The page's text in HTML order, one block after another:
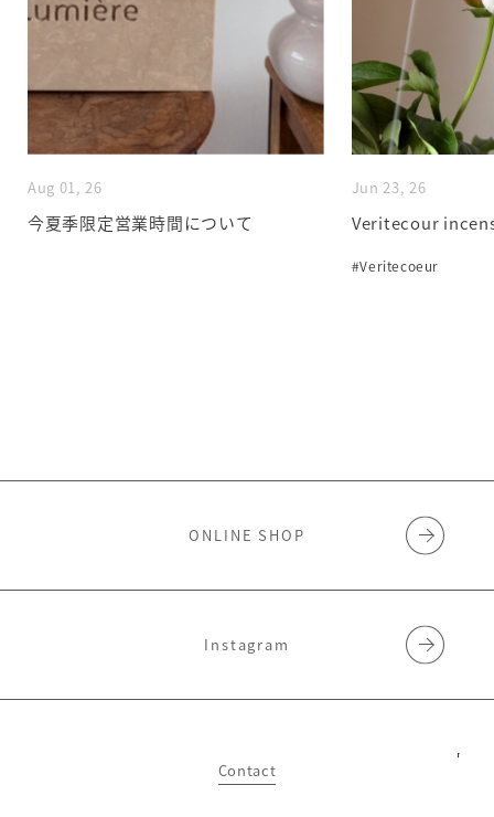
Aug 01, 26
今夏季限定営業時間について
Jun 23, 26
Veritecour
#Veritecoeur
ONLINE SHOP
Instagram
Contact